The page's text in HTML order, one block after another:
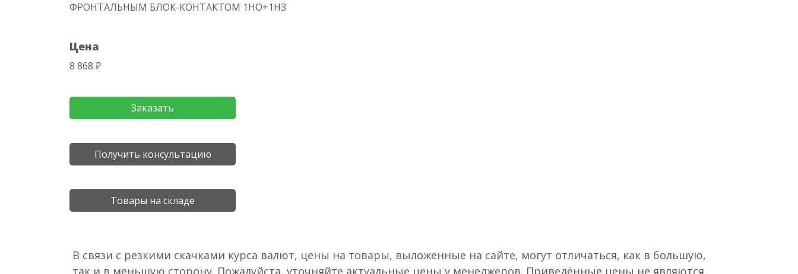
ФРОНТАЛЬНЫМ БЛОК-КОНТАКТОМ 1НО+1НЗ
Цена
8 868 ₽
Заказать
Получить консультацию
Товары на складе
В связи с резкими скачками курса валют, цены на товары, выложенные на сайте, могут отличаться, как в большую,
так и в меньшую сторону. Пожалуйста, уточняйте актуальные цены у менеджеров. Приведённые цены не являются